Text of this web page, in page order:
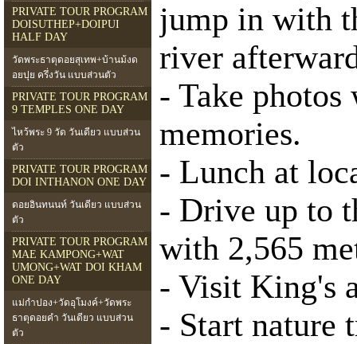
PRIVATE TOUR PROGRAM
DOISUTHEP+DOIPUI
HALF DAY
วัดพระธาตุดอยสุเทพ+บ้านม้งด
อยปุย ครึ่งวัน แบบส่วนตัว
PRIVATE TOUR PROGRAM
9 TEMPLES ONE DAY
ไหว้พระ 9 วัด วันเดียว แบบส่วน
ตัว
PRIVATE TOUR PROGRAM
DOI INTHANON ONE DAY
ดอยอินทนนท์ วันเดียว แบบส่วน
ตัว
PRIVATE TOUR PROGRAM
MAE KAMPONG+WAT
UMONG+WAT DOI KHAM
ONE DAY
แม่กำปอง+วัดอุโมงค์+วัดพระ
ธาตุดอยคำ วันเดียว แบบส่วน
ตัว
jump in with
river
- Take photos
memories.
- Lunch at
- Drive up to
with 2,565
- Visit King's
- Start nature